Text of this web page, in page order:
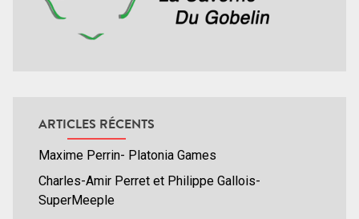
ARTICLES RÉCENTS
Maxime Perrin- Platonia Games
Charles-Amir Perret et Philippe Gallois-
SuperMeeple